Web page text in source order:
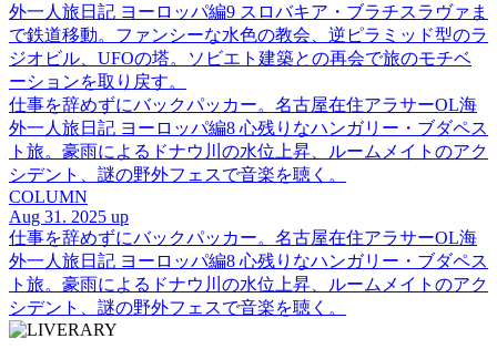
外一人旅日記 ヨーロッパ編9 スロバキア・ブラチスラヴァま
で鉄道移動。ファンシーな水色の教会、逆ピラミッド型のラ
ジオビル、UFOの塔。ソビエト建築との再会で旅のモチベ
ーションを取り戻す。
仕事を辞めずにバックパッカー。名古屋在住アラサーOL海
外一人旅日記 ヨーロッパ編8 心残りなハンガリー・ブダペス
ト旅。豪雨によるドナウ川の水位上昇、ルームメイトのアク
シデント、謎の野外フェスで音楽を聴く。
COLUMN
Aug 31. 2025 up
仕事を辞めずにバックパッカー。名古屋在住アラサーOL海
外一人旅日記 ヨーロッパ編8 心残りなハンガリー・ブダペス
ト旅。豪雨によるドナウ川の水位上昇、ルームメイトのアク
シデント、謎の野外フェスで音楽を聴く。